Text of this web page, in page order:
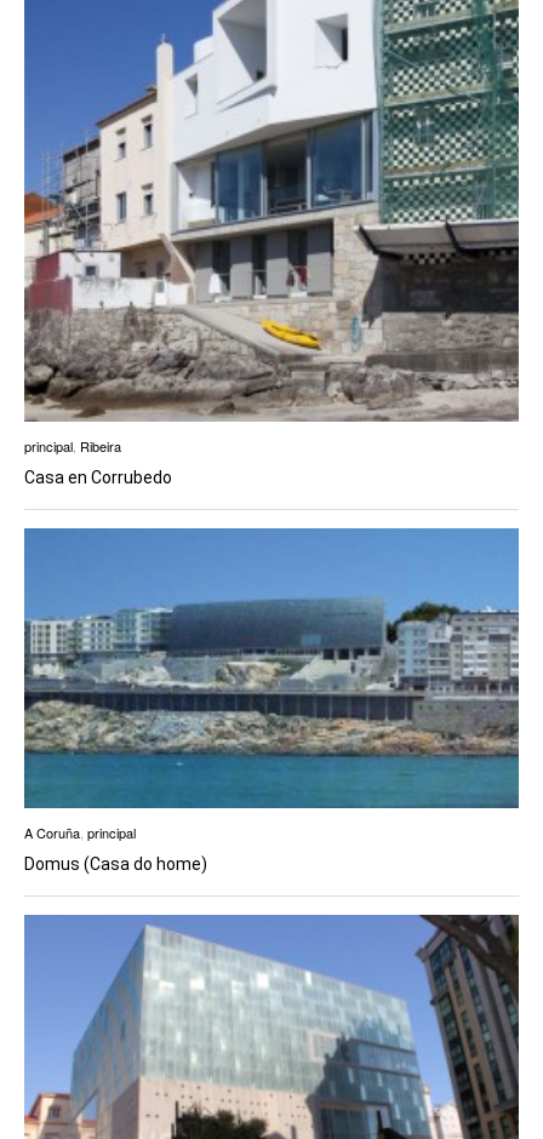
principal, Ribeira
Casa en Corrubedo
A Coruña principal
Domus (Casa do home)